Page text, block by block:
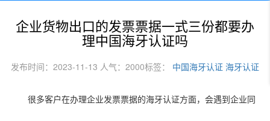
企业货物出口的发票票据一式三份都要办
理中国海牙认证吗
发布时间：2023-11-13 人气：2000标签： 中国海牙认证 海牙认证
很多客户在办理企业发票票据的海牙认证方面，会遇到企业同